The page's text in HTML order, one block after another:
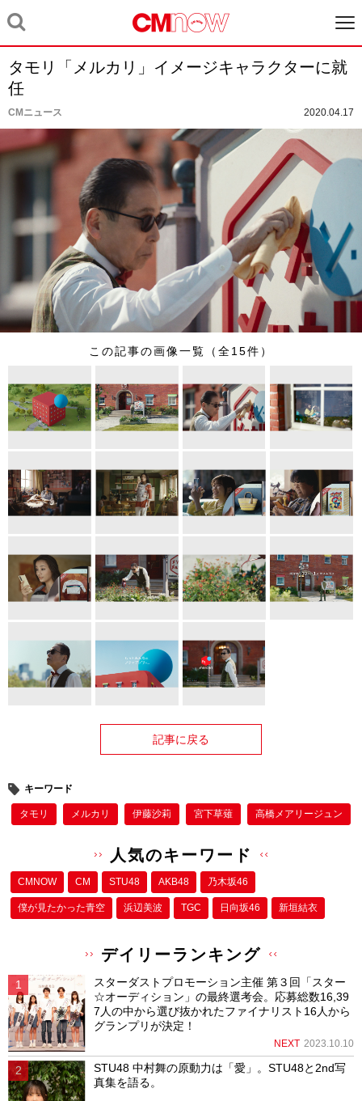
タモリ「メルカリ」イメージキャラクターに就
任
CMニュース 2020.04.17
この記事の画像一覧（全15件）
記事に戻る
キーワード
タモリ メルカリ 伊藤沙莉 宮下草薙 高橋メアリージュン
人気のキーワード
CMNOW CM STU48 AKB48 乃木坂46
僕が⾒たかった⻘空 浜辺美波 TGC 日向坂46 新垣結衣
デイリーランキング
スターダストプロモーション主催 第３回「スター
☆オーディション」の最終選考会。応募総数16,39
7人の中から選び抜かれたファイナリスト16人から
グランプリが決定！
NEXT 2023.10.10
STU48 中村舞の原動力は「愛」。STU48と2nd写
真集を語る。